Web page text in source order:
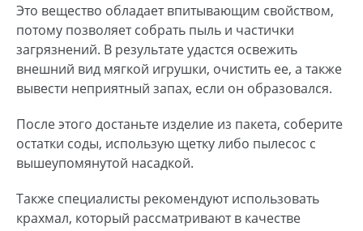
Это вещество обладает впитывающим свойством,
потому позволяет собрать пыль и частички
загрязнений. В результате удастся освежить
внешний вид мягкой игрушки, очистить ее, а также
вывести неприятный запах, если он образовался.
После этого достаньте изделие из пакета, соберите
остатки соды, использую щетку либо пылесос с
вышеупомянутой насадкой.
Также специалисты рекомендуют использовать
крахмал, который рассматривают в качестве